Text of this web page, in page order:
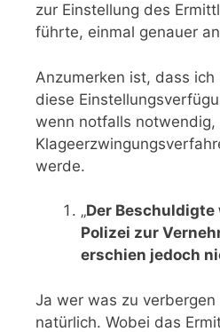
zur Einstellung des
führte, einmal genauer
Anzumerken ist, dass ich
diese
wenn notfalls notwendig,
werde.
„Der Beschuldigte
Polizei zur
erschien jedoch
Ja wer was zu
natürlich. Wobei das